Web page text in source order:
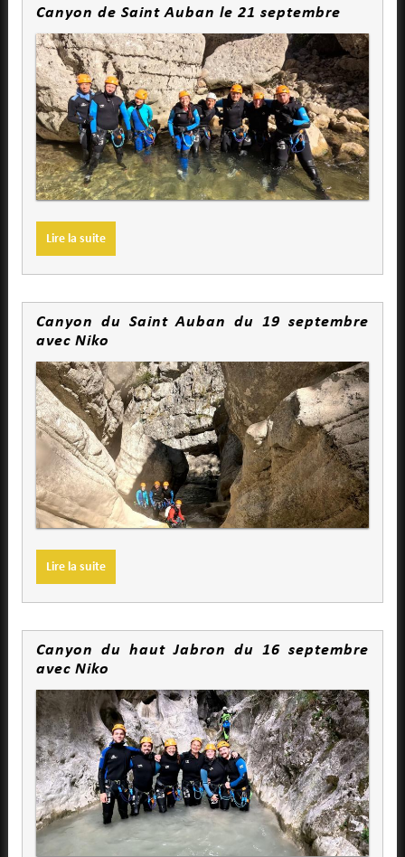
Canyon de Saint Auban le 21 septembre
Lire la suite
Canyon du Saint Auban du 19 septembre
avec Niko
Lire la suite
Canyon du haut Jabron du 16 septembre
avec Niko